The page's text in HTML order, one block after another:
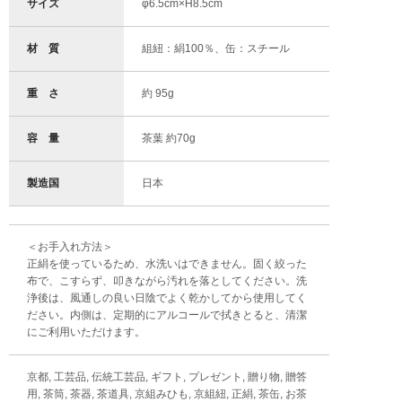
サイズ φ6.5cm×H8.5cm
材 質 組紐：絹100％、缶：スチール
重 さ 約 95g
容 量 茶葉 約70g
製造国 日本
＜お手入れ方法＞
正絹を使っているため、水洗いはできません。固く絞った
布で、こすらず、叩きながら汚れを落としてください。洗
浄後は、風通しの良い日陰でよく乾かしてから使用してく
ださい。内側は、定期的にアルコールで拭きとると、清潔
にご利用いただけます。
京都, 工芸品, 伝統工芸品, ギフト, プレゼント, 贈り物, 贈答
用, 茶筒, 茶器, 茶道具, 京組みひも, 京組紐, 正絹, 茶缶, お茶